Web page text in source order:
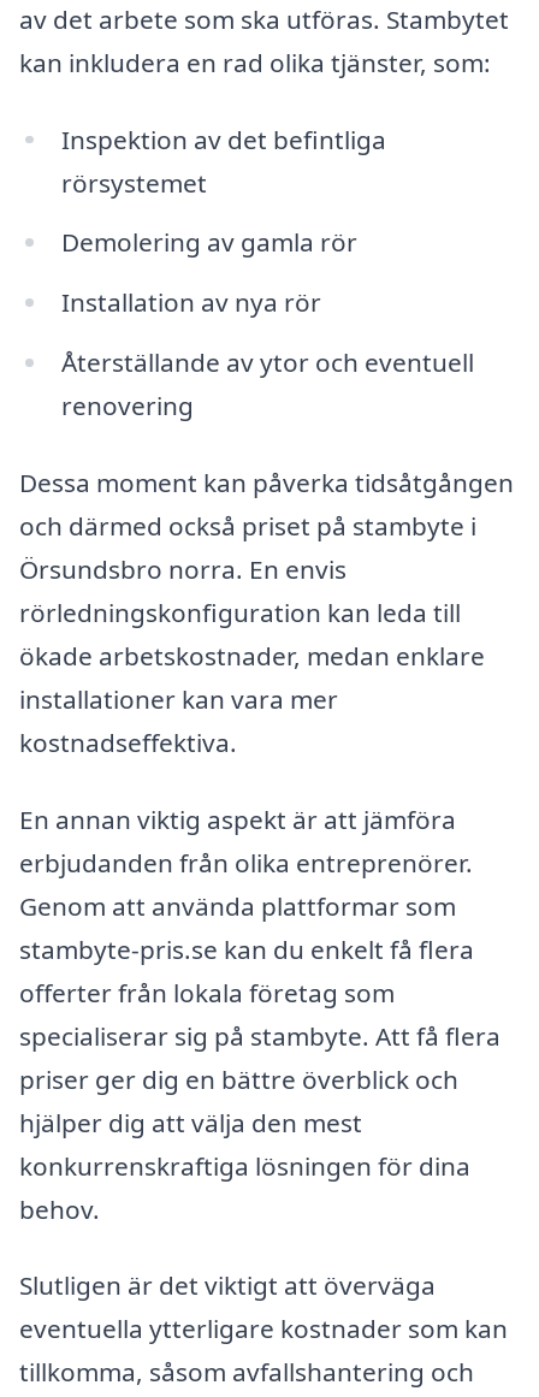
av det arbete som ska utföras. Stambytet
kan inkludera en rad olika tjänster, som:
Inspektion av det befintliga
rörsystemet
Demolering av gamla rör
Installation av nya rör
Återställande av ytor och eventuell
renovering
Dessa moment kan påverka tidsåtgången
och därmed också priset på stambyte i
Örsundsbro norra. En envis
rörledningskonfiguration kan leda till
ökade arbetskostnader, medan enklare
installationer kan vara mer
kostnadseffektiva.
En annan viktig aspekt är att jämföra
erbjudanden från olika entreprenörer.
Genom att använda plattformar som
stambyte-pris.se kan du enkelt få flera
offerter från lokala företag som
specialiserar sig på stambyte. Att få flera
priser ger dig en bättre överblick och
hjälper dig att välja den mest
konkurrenskraftiga lösningen för dina
behov.
Slutligen är det viktigt att överväga
eventuella ytterligare kostnader som kan
tillkomma, såsom avfallshantering och